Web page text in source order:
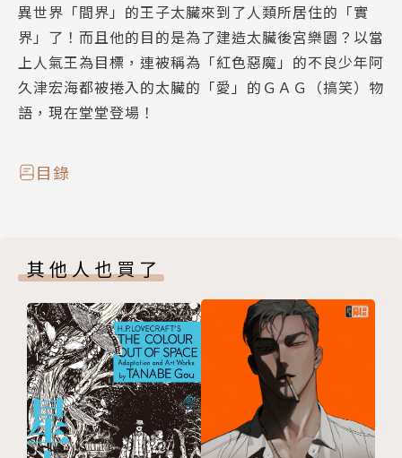
異世界「間界」的王子太臟來到了人類所居住的「實
界」了！而且他的目的是為了建造太臟後宮樂園？以當
上人氣王為目標，連被稱為「紅色惡魔」的不良少年阿
久津宏海都被捲入的太臟的「愛」的ＧＡＧ（搞笑）物
語，現在堂堂登場！
目錄
其他人也買了